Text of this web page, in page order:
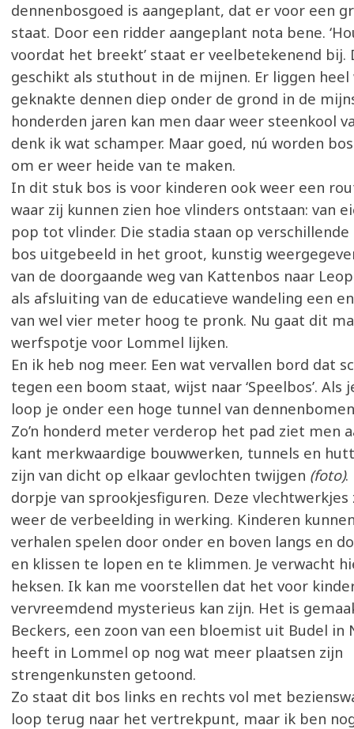
dennenbosgoed is aangeplant, dat er voor een
staat. Door een ridder aangeplant nota bene.
voordat het breekt’ staat er veelbetekenend bij.
geschikt als stuthout in de mijnen. Er liggen heel
geknakte dennen diep onder de grond in de
honderden jaren kan men daar weer steenkool
denk ik wat schamper. Maar goed, nú worden
om er weer heide van te maken.
In dit stuk bos is voor kinderen ook weer een
waar zij kunnen zien hoe vlinders ontstaan: van
pop tot vlinder. Die stadia staan op
bos uitgebeeld in het groot, kunstig
van de doorgaande weg van Kattenbos naar
als afsluiting van de educatieve wandeling een
van wel vier meter hoog te pronk. Nu gaat dit
werfspotje voor Lommel lijken.
En ik heb nog meer. Een wat vervallen bord dat
tegen een boom staat, wijst naar ‘Speelbos’. Als
loop je onder een hoge tunnel van
Zo’n honderd meter verderop het pad ziet men
kant merkwaardige bouwwerken, tunnels en
zijn van dicht op elkaar gevlochten twijgen (foto).
dorpje van sprookjesfiguren. Deze
weer de verbeelding in werking. Kinderen
verhalen spelen door onder en boven langs en
en klissen te lopen en te klimmen. Je verwacht
heksen. Ik kan me voorstellen dat het voor
vervreemdend mysterieus kan zijn. Het is
Beckers, een zoon van een bloemist uit Budel in
heeft in Lommel op nog wat meer plaatsen zijn
strengenkunsten getoond.
Zo staat dit bos links en rechts vol met
loop terug naar het vertrekpunt, maar ik ben